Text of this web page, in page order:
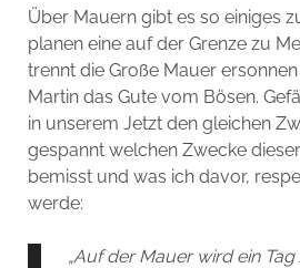
Über Mauern gibt es so einiges
planen eine auf der Grenze zu
trennt die Große Mauer ersonnen
Martin das Gute vom Bösen.
in unserem Jetzt den gleichen
gespannt welchen Zwecke
bemisst und was ich davor,
werde:
„Auf der Mauer wird ein